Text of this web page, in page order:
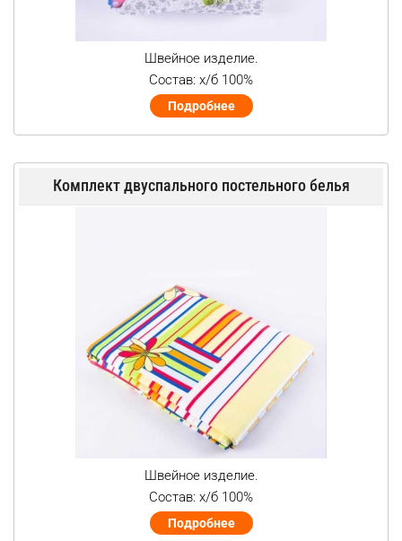
Швейное изделие.
Состав: х/б 100%
Подробнее
Комплект двуспального постельного белья
Швейное изделие.
Состав: х/б 100%
Подробнее